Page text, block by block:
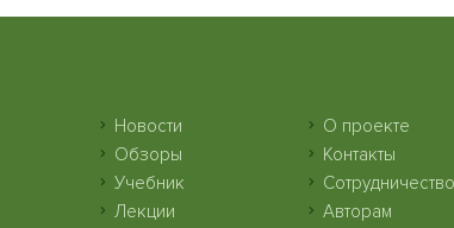
Новости
Обзоры
Учебник
Лекции
О проекте
Контакты
Сотрудничество
Авторам